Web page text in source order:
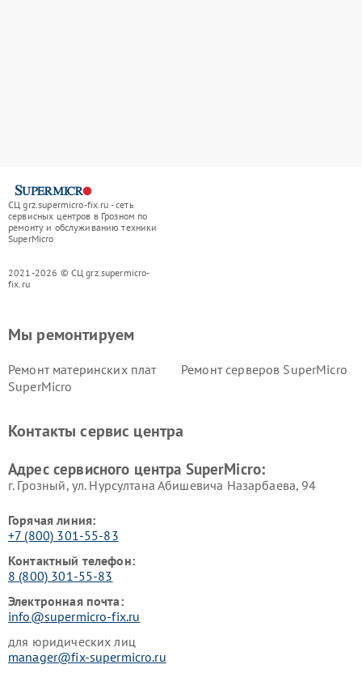
СЦ grz.supermicro-fix.ru - сеть
сервисных центров в Грозном по
ремонту и обслуживанию техники
SuperMicro
2021-2026 © СЦ grz.supermicro-
fix.ru
Мы ремонтируем
Ремонт материнских плат
SuperMicro
Ремонт серверов SuperMicro
Контакты сервис центра
Адрес сервисного центра SuperMicro:
г. Грозный, ул. Нурсултана Абишевича Назарбаева, 94
Горячая линия:
+7 (800) 301-55-83
Контактный телефон:
8 (800) 301-55-83
Электронная почта:
info@supermicro-fix.ru
для юридических лиц
manager@fix-supermicro.ru